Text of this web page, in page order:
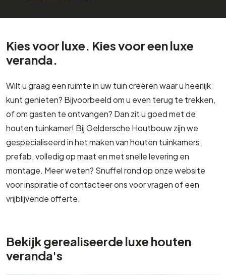
Kies voor luxe. Kies voor een luxe
veranda.
Wilt u graag een ruimte in uw tuin creëren waar u heerlijk
kunt genieten? Bijvoorbeeld om u even terug te trekken,
of om gasten te ontvangen? Dan zit u goed met de
houten tuinkamer! Bij Geldersche Houtbouw zijn we
gespecialiseerd in het maken van houten tuinkamers,
prefab, volledig op maat en met snelle levering en
montage. Meer weten? Snuffel rond op onze website
voor inspiratie of contacteer ons voor vragen of een
vrijblijvende offerte.
Bekijk gerealiseerde luxe houten
veranda's